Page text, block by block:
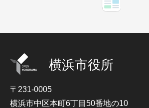
横浜市役所
〒231-0005
横浜市中区本町6丁目50番地の10